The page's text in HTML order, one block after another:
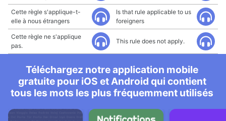
Cette règle s'applique-t-
elle à nous étrangers
Is that rule applicable to us
foreigners
Cette règle ne s'applique
pas.
This rule does not apply.
Téléchargez notre application mobile
gratuite pour iOS et Android qui contient
tous les mots les plus fréquemment utilisés